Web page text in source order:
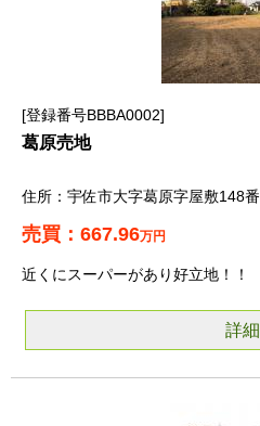
登録番号BBBA0002
葛原売地
宇佐市大字葛原字屋敷148番
667.96万円
近くにスーパーがあり好立地！！
詳細